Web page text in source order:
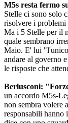
M5s resta fermo
Stelle ci sono solo
risolvere i
Ma i 5 Stelle per il
quale sembrano
Maio. E' lui
andare al governo
le risposte che
Berlusconi:
un accordo M5s-
non sembra volere
responsabili hanno